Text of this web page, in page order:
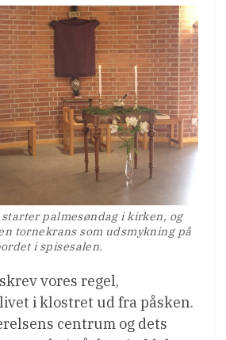
palmesøndag i kirken, og
tornekrans som udsmykning på
i spisesalen.
vores regel,
i klostret ud fra påsken.
centrum og dets